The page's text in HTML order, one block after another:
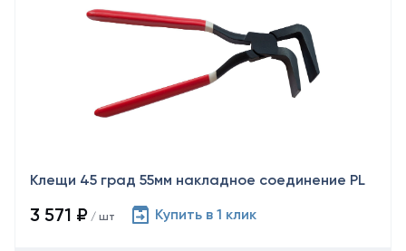
Клещи 45 град 55мм накладное соединение PL
3 571 ₽ / шт Купить в 1 клик